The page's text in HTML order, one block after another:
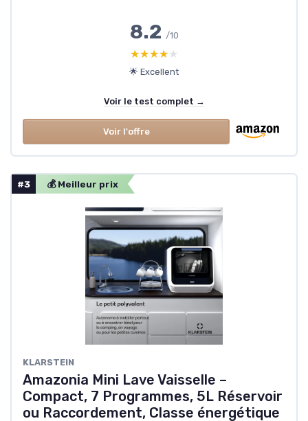
8.2 /10
★★★★★
★★★★★
🌟 Excellent
Voir le test complet →
Voir l'offre
#3 💰 Meilleur prix
KLARSTEIN
Amazonia Mini Lave Vaisselle –
Compact, 7 Programmes, 5L Réservoir
ou Raccordement, Classe énergétique